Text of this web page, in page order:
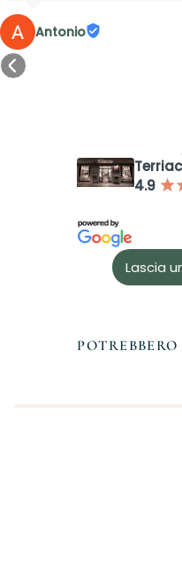
Antonio
4.9 ¡
Lascia
Accesso
Accedi al tuo account per
dei desideri e visualizzare